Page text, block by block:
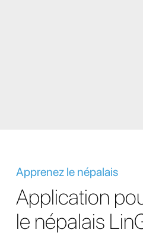
Apprenez le népalais
Application
le népalais